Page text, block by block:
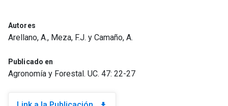
Autores
Arellano, A., Meza, F.J. y Camaño, A.
Publicado en
Agronomía y Forestal. UC. 47: 22-27